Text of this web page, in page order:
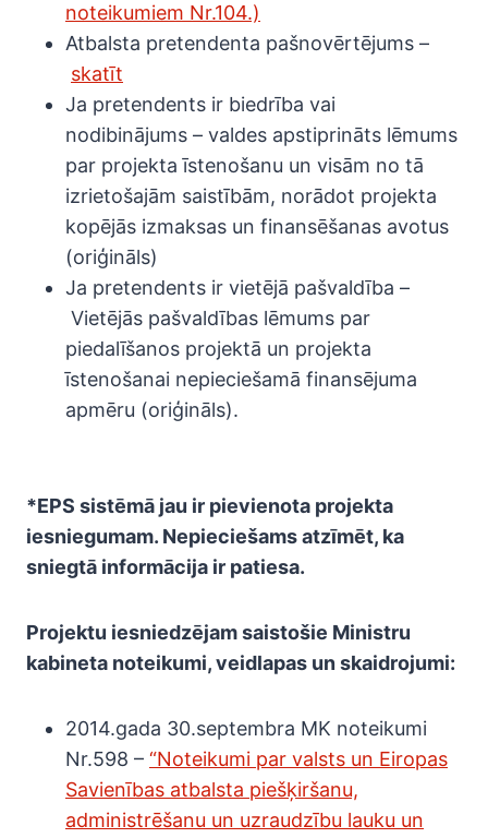
noteikumiem Nr.104.)
Atbalsta pretendenta pašnovērtējums –
skatīt
Ja pretendents ir biedrība vai
nodibinājums – valdes apstiprināts lēmums
par projekta īstenošanu un visām no tā
izrietošajām saistībām, norādot projekta
kopējās izmaksas un finansēšanas avotus
(oriģināls)
Ja pretendents ir vietējā pašvaldība –
Vietējās pašvaldības lēmums par
piedalīšanos projektā un projekta
īstenošanai nepieciešamā finansējuma
apmēru (oriģināls).
*EPS sistēmā jau ir pievienota projekta
iesniegumam. Nepieciešams atzīmēt, ka
sniegtā informācija ir patiesa.
Projektu iesniedzējam saistošie Ministru
kabineta noteikumi, veidlapas un skaidrojumi:
2014.gada 30.septembra MK noteikumi
Nr.598 – “Noteikumi par valsts un Eiropas
Savienības atbalsta piešķiršanu,
administrēšanu un uzraudzību lauku un